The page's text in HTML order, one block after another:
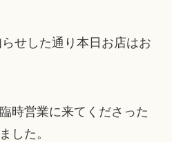
せした通り本日お店はお
時営業に来てくださった
した。